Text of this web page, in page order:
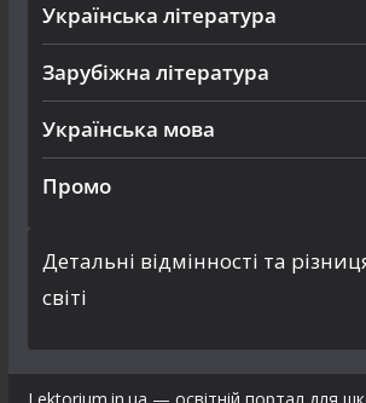
Українська література
Зарубіжна література
Українська мова
Промо
Детальні відмінності та
світі